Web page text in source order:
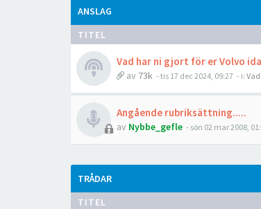
ANSLAG
TITEL
Vad har ni gjort för er Volvo
av 73k - tis 17 dec 2024, 09:27 - i:
Angående rubriksättning.....
av Nybbe_gefle - sön 02 mar 2008,
TRÅDAR
TITEL